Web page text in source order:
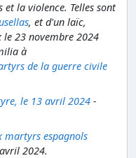
la violence. Telles sont
, et d'un laïc,
le 23 novembre 2024
à
de la guerre civile
le 13 avril 2024 -
martyrs espagnols
2024.